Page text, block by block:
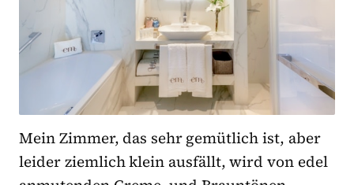
Mein Zimmer, das sehr gemütlich ist, aber
leider ziemlich klein ausfällt, wird von edel